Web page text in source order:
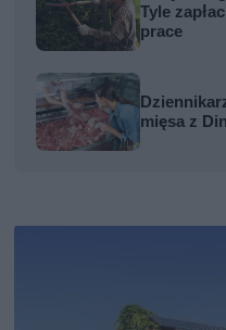
Tyle
prace
mięsa z